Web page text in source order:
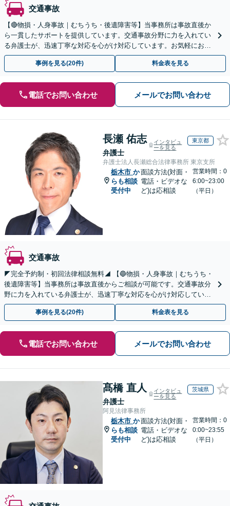
交通事故
【🔴物損・人身事故｜むちうち・後遺障害等】当事務所は事故直後か
ら一貫したサポートを提供しています。交通事故分野に力を入れてい
る弁護士が、迅速丁寧な対応を心がけ対応しています。お気軽にお問
い合わせください。◤完全予約制・初回法律相談無料◢
事例を見る(20件) 料金表を見る
電話でお問い合わせ メールでお問い合わせ
長瀬 佑志
弁護士
インタビュ
ーを見る
東京都
弁護士法人長瀬総合法律事務所 東京支所
栃木市 か
らも相談
受付中
面談方法(対面・
電話・ビデオな
ど)は応相談
営業時間：0
6:00~23:00
（平日）
交通事故
◤完全予約制・初回法律相談無料◢ 【🔵物損・人身事故｜むちうち・
後遺障害等】当事務所は事故直後からご相談が可能です。交通事故分
野に力を入れている弁護士が、迅速丁寧な対応を心がけ対応していま
す。お気軽にお問い合わせください。
事例を見る(20件) 料金表を見る
電話でお問い合わせ メールでお問い合わせ
髙橋 直人
弁護士
インタビュ
ーを見る
茨城県
阿見法律事務所
栃木市 か
らも相談
受付中
面談方法(対面・
電話・ビデオな
ど)は応相談
営業時間：0
0:00~23:55
（平日）